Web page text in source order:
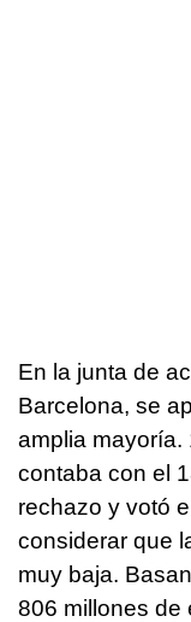
En la junta de
Barcelona, se
amplia mayoría.
contaba con el
rechazo y votó
considerar que
muy baja.
806 millones de